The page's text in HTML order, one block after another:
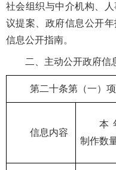
社会组织与中介机构、
议提案、政府信息公开
信息公开指南。
二、主动公开政府信
第二十条第（一）项
信息内容
本
制作数